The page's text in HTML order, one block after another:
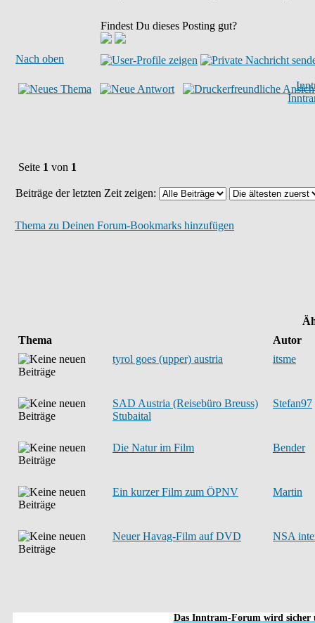
Findest Du dieses Posting gut?
Nach oben
Seite 1 von 1
Beiträge der letzten Zeit zeigen:
Thema zu Deinen Forum-Bookmarks hinzufügen
Thema
Autor
tyrol goes (upper) austria
itsme
SAD Austria (Reisebüro Breuss)
Stubaital
Stefan97
Die Natur im Film Bender
Ein kurzer Film zum ÖPNV Martin
Neuer Havag-Film auf DVD NSA
Das Inntram-Forum wird sicher